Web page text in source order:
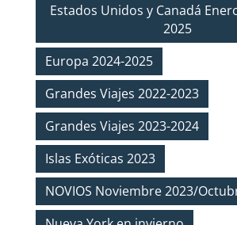
Estados Unidos y Canadá
2025
Europa 2024-2025
Grandes Viajes 2022-2023
Grandes Viajes 2023-2024
Islas Exóticas 2023
NOVIOS Noviembre 2023/